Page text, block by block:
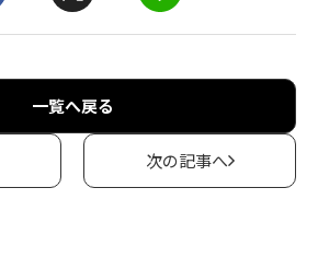
一覧へ戻る
次の記事へ